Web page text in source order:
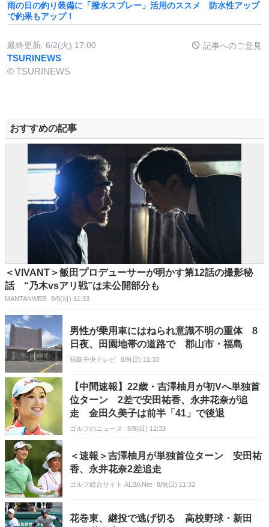
雨の日の釣り装備に「撥水スプレー」活用のススメ 防水性アップ
で釣果もアップ！
最終更新: 6/2(火) 17:00 記事へのご意見
TSURINEWS
© TSURINEWS
おすすめの記事
＜VIVANT＞飯田プロデューサーが明かす第12話の撮影秘
話 “乃木vsアリ戦”は未公開部分も
MANTANWEB 8/9(日) 11:33
男性が乗用車にはねられ意識不明の重体 8
日夜、田園地帯の道路で 郡山市・福島
福島中央テレビ 8/9(日) 11:33
【中間速報】22歳・吉澤柚月が初Vへ単独首
位ターン 2差で安田祐香、永井花奈が追
走 金田久美子は前半「41」で後退
ゴルフのニュース 8/9(日) 11:33
＜速報＞吉澤柚月が単独首位ターン 安田祐
香、永井花奈2差追走
ゴルフ総合サイト ALBA Net 8/9(日) 11:32
花巻東、継投で逃げ切る 高校野球・新田